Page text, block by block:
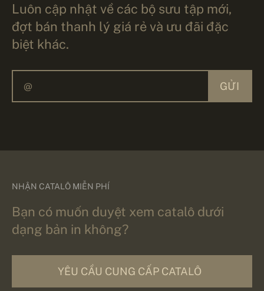
Luôn cập nhật về các bộ sưu tập mới,
đợt bán thanh lý giá rẻ và ưu đãi đặc
biệt khác.
GỬI
NHẬN CATALÔ MIỄN PHÍ
Bạn có muốn duyệt xem catalô dưới
dạng bản in không?
YÊU CẦU CUNG CẤP CATALÔ